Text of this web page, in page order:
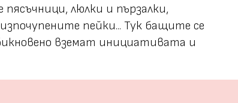
люлки и пързалки,
пейки... Тук бащите се
вземат инициативата и